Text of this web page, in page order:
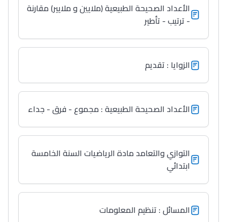
Lycée Maroc
Collège au Maroc
التعليم الثانوي الإعدادي
الأعداد الصحيحة الطبيعية (ملايين و ملايير) مقارنة
- ترتيب - تأطير
الزوايا : تقديم
الأعداد الصحيحة الطبيعية : مجموع - فرق - جداء
التوازي والتعامد مادة الرياضيات السنة الخامسة
ابتدائي
المسائل : تنظيم المعلومات